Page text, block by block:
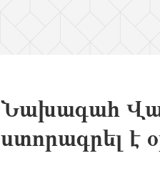
Նախագահ
ստորագրել է